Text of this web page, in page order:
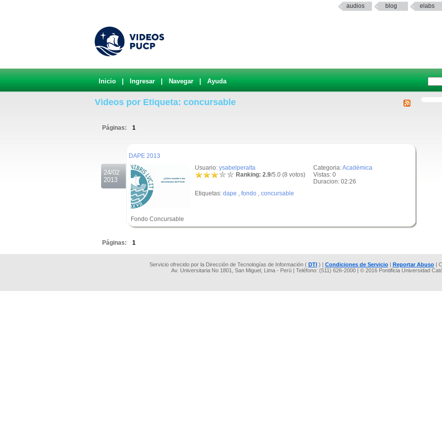
audios blog elabs
Inicio Ingresar Navegar Ayuda
Videos por Etiqueta: concursable
Páginas: 1
24/02
2013
DAPE 2013
Categoria:Académica
Vistas: 0
Duracion: 02:26
Usuario: ysabelperalta
Ranking: 2.9/5.0 (8 votos)
Etiquetas: dape , fondo , concursable
Fondo Concursable
Páginas: 1
Servicio ofrecido por la Dirección de Tecnologías de Información ( DTI) | Condiciones de Servicio| Reportar Abuso|
Av. Universitaria No 1801, San Miguel, Lima - Perú | Teléfono: (511) 626-2000 | © 2016 Pontificia Universidad